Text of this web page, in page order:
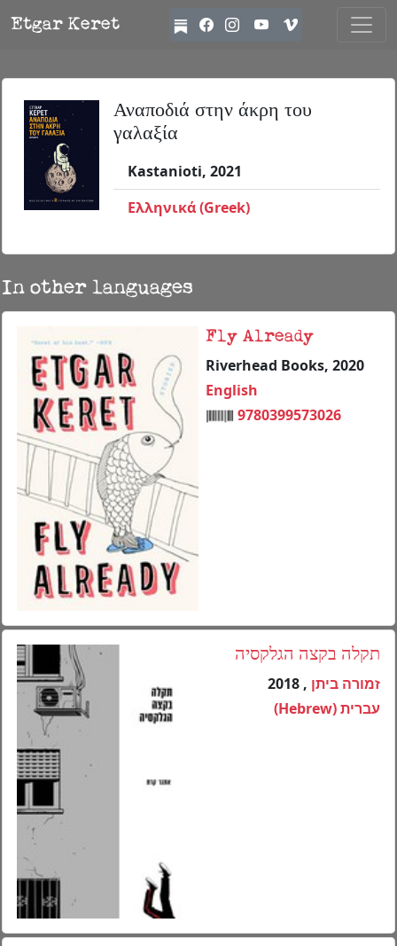
Etgar Keret
Αναποδιά στην άκρη του
γαλαξία
Kastanioti, 2021
Ελληνικά (Greek)
In other languages
Fly Already
Riverhead Books, 2020
English
9780399573026
תקלה בקצה הגלקסיה
זמורה ביתן , 2018
עברית (Hebrew)